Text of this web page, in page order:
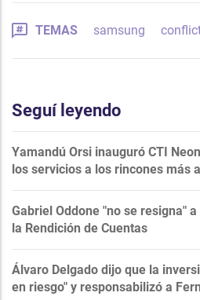
TEMAS samsung
Seguí leyendo
Yamandú Orsi inauguró CTI
los servicios a los rincones más
Gabriel Oddone "no se resigna"
la Rendición de Cuentas
Álvaro Delgado dijo que la
en riesgo" y responsabilizó a